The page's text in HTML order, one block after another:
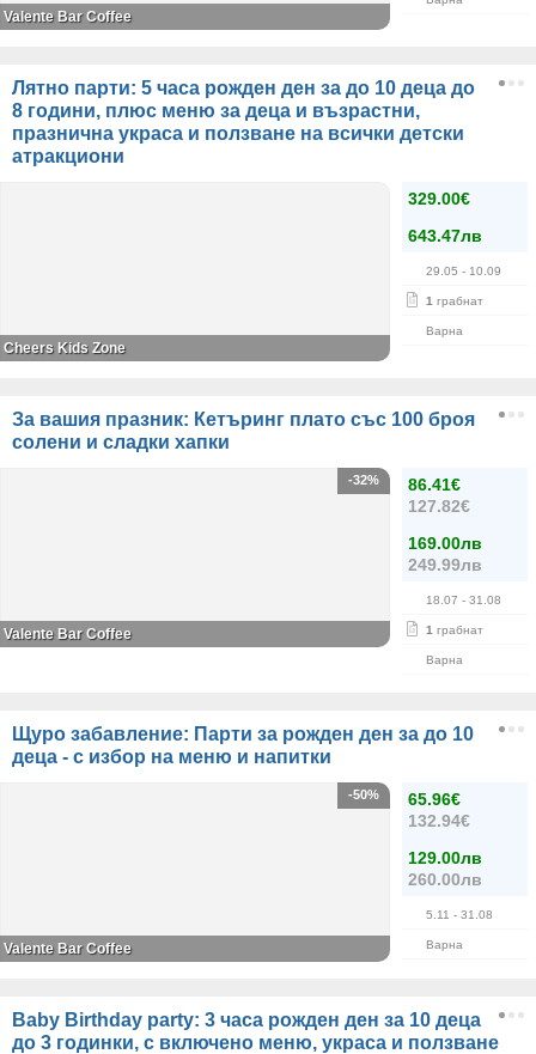
Valente Bar Coffee
Лятно парти: 5 часа рожден ден за до 10 деца до
8 години, плюс меню за деца и възрастни,
празнична украса и ползване на всички детски
атракциони
329.00€
643.47лв
29.05 - 10.09
1 грабнат
Варна
Cheers Kids Zone
За вашия празник: Кетъринг плато със 100 броя
солени и сладки хапки
86.41€
127.82€
169.00лв
249.99лв
18.07 - 31.08
1 грабнат
Варна
-32%
Valente Bar Coffee
Щуро забавление: Парти за рожден ден за до 10
деца - с избор на меню и напитки
65.96€
132.94€
129.00лв
260.00лв
5.11 - 31.08
Варна
-50%
Valente Bar Coffee
Baby Birthday party: 3 часа рожден ден за 10 деца
до 3 годинки, с включено меню, украса и ползване